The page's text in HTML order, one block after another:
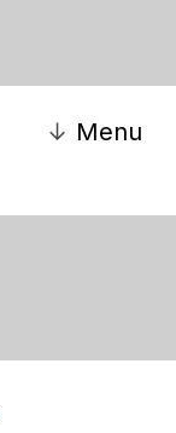
↓ Menu